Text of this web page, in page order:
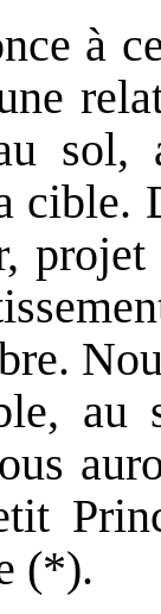
à
sol,
cible.
au
(*).